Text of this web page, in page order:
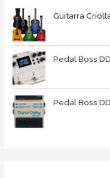
Guitarra
Pedal Boss
Pedal Boss